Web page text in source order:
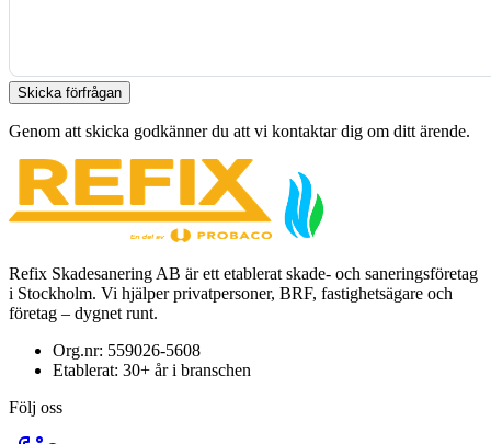
Skicka förfrågan
Genom att skicka godkänner du att vi kontaktar dig om ditt ärende.
Refix Skadesanering AB är ett etablerat skade- och saneringsföretag
i Stockholm. Vi hjälper privatpersoner, BRF, fastighetsägare och
företag – dygnet runt.
Org.nr: 559026-5608
Etablerat: 30+ år i branschen
Följ oss